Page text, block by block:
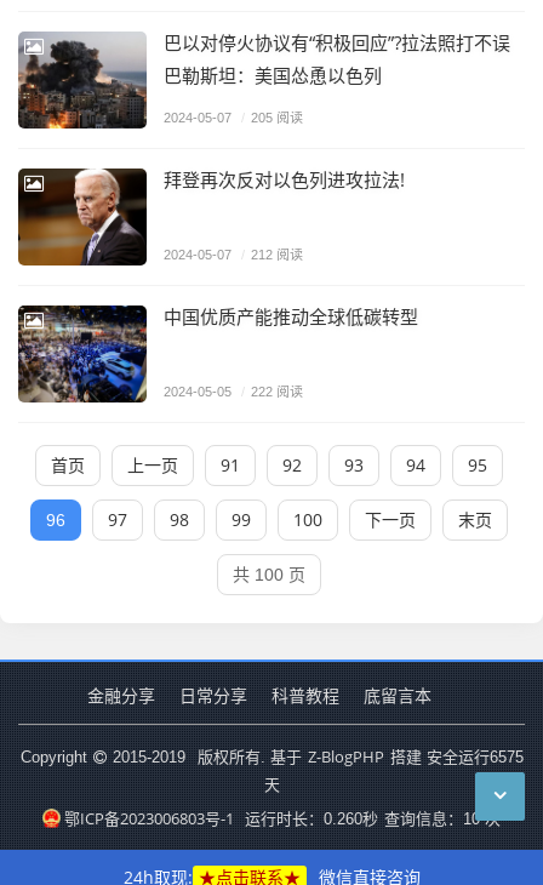
巴以对停火协议有“积极回应”?拉法照打不误
巴勒斯坦：美国怂恿以色列
2024-05-07 / 205 阅读
拜登再次反对以色列进攻拉法!
2024-05-07 / 212 阅读
中国优质产能推动全球低碳转型
2024-05-05 / 222 阅读
首页 上一页 91 92 93 94 95
96 97 98 99 100 下一页 末页
共 100 页
金融分享 日常分享 科普教程 底留言本
Copyright 2015-2019 版权所有. 基于 Z-BlogPHP 搭建 安全运行6575
天
鄂ICP备2023006803号-1 运行时长：0.260秒 查询信息：10 次
24h取现: ★点击联系★ 微信直接咨询